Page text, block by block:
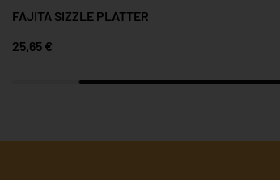
FAJITA SIZZLE PLATTER
25,65 €